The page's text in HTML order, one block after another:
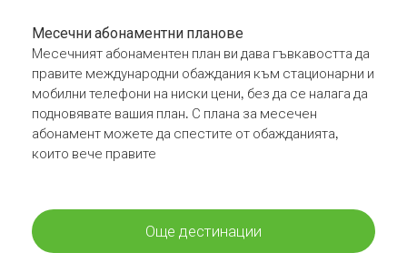
Месечни абонаментни планове
Месечният абонаментен план ви дава гъвкавостта да
правите международни обаждания към стационарни и
мобилни телефони на ниски цени, без да се налага да
подновявате вашия план. С плана за месечен
абонамент можете да спестите от обажданията,
които вече правите
Още дестинации